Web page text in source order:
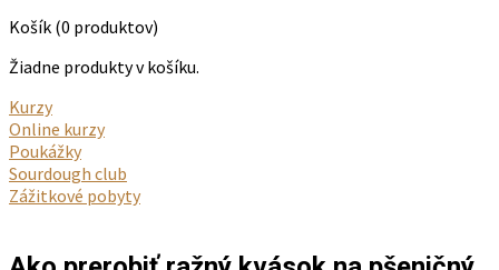
Košík (0 produktov)
Žiadne produkty v košíku.
Kurzy
Online kurzy
Poukážky
Sourdough club
Zážitkové pobyty